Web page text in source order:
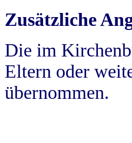
Zusätzliche
Die im
Eltern oder
übernommen.